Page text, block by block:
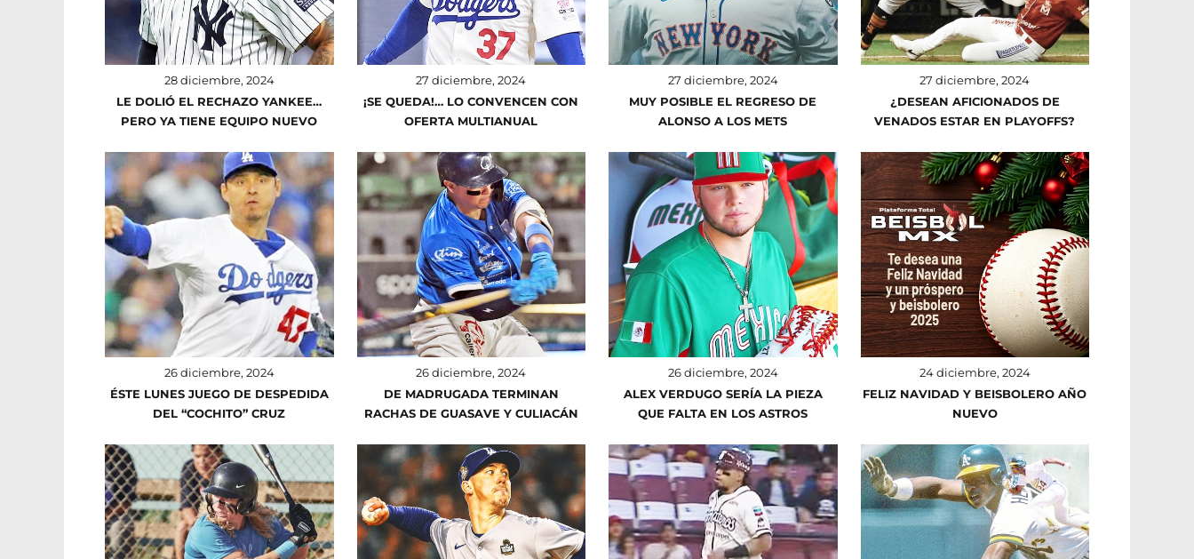
28 diciembre, 2024
LE DOLIÓ EL RECHAZO YANKEE…
PERO YA TIENE EQUIPO NUEVO
27 diciembre, 2024
¡SE QUEDA!… LO CONVENCEN CON
OFERTA MULTIANUAL
27 diciembre, 2024
MUY POSIBLE EL REGRESO DE
ALONSO A LOS METS
27 diciembre, 2024
¿DESEAN AFICIONADOS DE
VENADOS ESTAR EN PLAYOFFS?
26 diciembre, 2024
ÉSTE LUNES JUEGO DE DESPEDIDA
DEL “COCHITO” CRUZ
26 diciembre, 2024
DE MADRUGADA TERMINAN
RACHAS DE GUASAVE Y CULIACÁN
26 diciembre, 2024
ALEX VERDUGO SERÍA LA PIEZA
QUE FALTA EN LOS ASTROS
24 diciembre, 2024
FELIZ NAVIDAD Y BEISBOLERO AÑO
NUEVO